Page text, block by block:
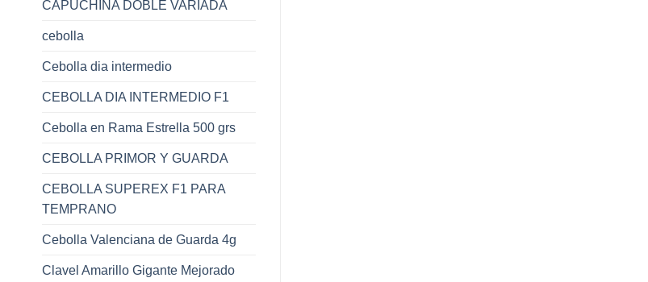
CAPUCHINA DOBLE VARIADA
cebolla
Cebolla dia intermedio
CEBOLLA DIA INTERMEDIO F1
Cebolla en Rama Estrella 500 grs
CEBOLLA PRIMOR Y GUARDA
CEBOLLA SUPEREX F1 PARA
TEMPRANO
Cebolla Valenciana de Guarda 4g
Clavel Amarillo Gigante Mejorado